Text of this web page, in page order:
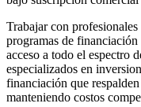
Trabajar con
programas de
acceso a todo el espectro
especializados en
financiación que
manteniendo costos